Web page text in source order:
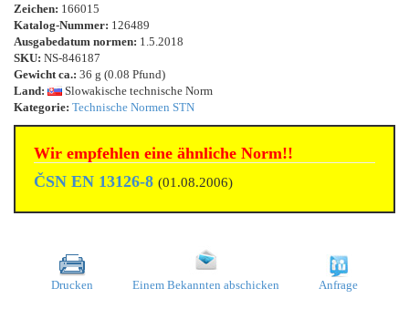
Zeichen: 166015
Katalog-Nummer: 126489
Ausgabedatum normen: 1.5.2018
SKU: NS-846187
Gewicht ca.: 36 g (0.08 Pfund)
Land:
Slowakische technische Norm
Kategorie: Technische Normen STN
Wir empfehlen eine ähnliche Norm!!
ČSN EN 13126-8 (01.08.2006)
Drucken Einem Bekannten abschicken Anfrage